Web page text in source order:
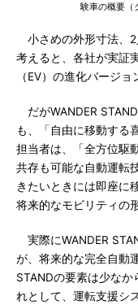
験車の概要（
小さめの外形寸法、2
考えると、各社が実証
（EV）の進化バージ
だがWANDER
も、「自由に移動する
担当者は、「全方位駆
共存も可能な自動運転
きたいときには即座に
将来的なモビリティの
実際にWANDER
が、将来的な完全自動
STANDの要素は少な
れとして、運転支援シ